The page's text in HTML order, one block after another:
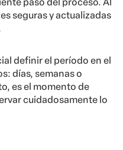
seguras y actualizadas
definir el período en el
días, semanas o
es el momento de
cuidadosamente lo